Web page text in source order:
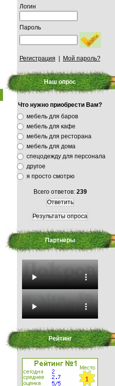
Логин
Пароль
Регистрация Мой пароль?
Наш опрос
Что нужно приобрести Вам?
мебель для баров
мебель для кафе
мебель для ресторана
мебель для дома
спецодежду для персонала
другое
я просто смотрю
Всего ответов: 239
Ответить
Результаты опроса
Партнеры
Рейтинг